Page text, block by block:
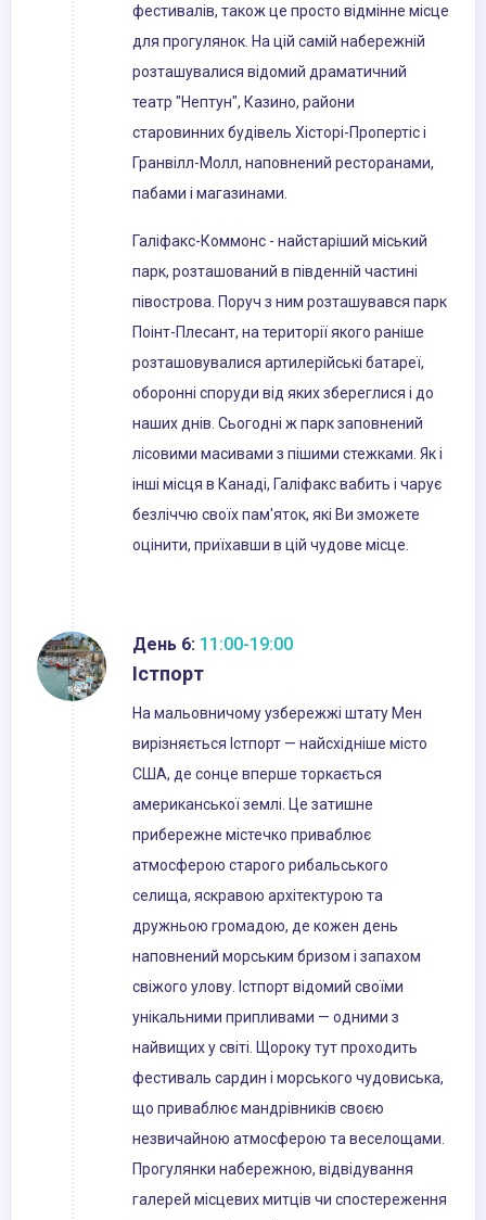
фестивалів, також це просто відмінне місце
для прогулянок. На цій самій набережній
розташувалися відомий драматичний
театр "Нептун", Казино, райони
старовинних будівель Хісторі-Пропертіс і
Гранвілл-Молл, наповнений ресторанами,
пабами і магазинами.
Галіфакс-Коммонс - найстаріший міський
парк, розташований в південній частині
півострова. Поруч з ним розташувався парк
Поінт-Плесант, на території якого раніше
розташовувалися артилерійські батареї,
оборонні споруди від яких збереглися і до
наших днів. Сьогодні ж парк заповнений
лісовими масивами з пішими стежками. Як і
інші місця в Канаді, Галіфакс вабить і чарує
безліччю своїх пам'яток, які Ви зможете
оцінити, приїхавши в цій чудове місце.
День 6: 11:00-19:00
Істпорт
На мальовничому узбережжі штату Мен
вирізняється Істпорт — найсхідніше місто
США, де сонце вперше торкається
американської землі. Це затишне
прибережне містечко приваблює
атмосферою старого рибальського
селища, яскравою архітектурою та
дружньою громадою, де кожен день
наповнений морським бризом і запахом
свіжого улову. Істпорт відомий своїми
унікальними припливами — одними з
найвищих у світі. Щороку тут проходить
фестиваль сардин і морського чудовиська,
що приваблює мандрівників своєю
незвичайною атмосферою та веселощами.
Прогулянки набережною, відвідування
галерей місцевих митців чи спостереження